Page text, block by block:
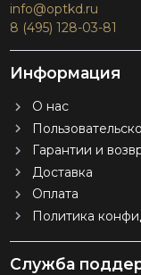
info@optkd.ru
8 (495) 128-03-81
Информация
О нас
Гарантии и
Доставка
Оплата
Политика
Служба